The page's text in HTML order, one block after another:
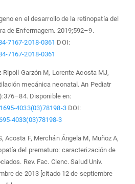
en el desarrollo de la retinopatía del
de Enfermagem. 2019;592–9.
7167-2018-0361 DOI:
7167-2018-0361
Ripoll Garzón M, Lorente Acosta MJ,
mecánica neonatal. An Pediatr
Disponible en:
4033(03)78198-3DOI:
4033(03)78198-3
Acosta F, Merchán Ángela M, Muñoz A,
del prematuro: caracterización de
Rev. Fac. Cienc. Salud Univ.
de 2013 [citado 12 de septiembre